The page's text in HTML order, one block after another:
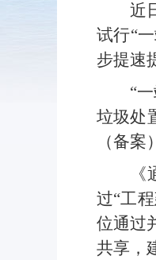
近
试行“
步提速
“
垃圾处
（备
过“工
位通过
共享，